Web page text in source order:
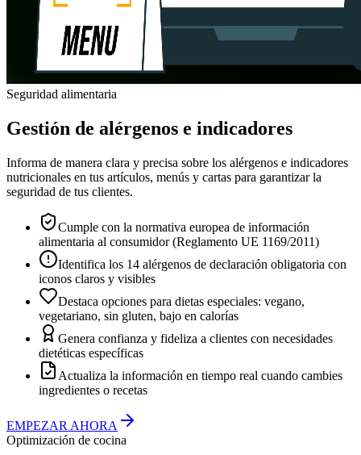
Seguridad alimentaria
Gestión de alérgenos e indicadores
Informa de manera clara y precisa sobre los alérgenos e indicadores
nutricionales en tus artículos, menús y cartas para garantizar la
seguridad de tus clientes.
Cumple con la normativa europea de información
alimentaria al consumidor (Reglamento UE 1169/2011)
Identifica los 14 alérgenos de declaración obligatoria con
iconos claros y visibles
Destaca opciones para dietas especiales: vegano,
vegetariano, sin gluten, bajo en calorías
Genera confianza y fideliza a clientes con necesidades
dietéticas específicas
Actualiza la información en tiempo real cuando cambies
ingredientes o recetas
EMPEZAR AHORA
Optimización de cocina